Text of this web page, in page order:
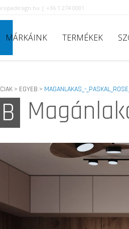
| +36 1 274 0001
MÁRKÁINK TERMÉKEK
> EGYEB > MAGANLAKAS_-